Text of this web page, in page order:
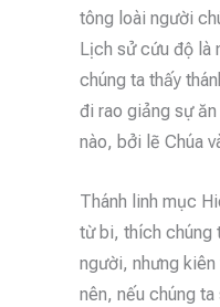
tông loài người
Lịch sử cứu độ là
chúng ta thấy
đi rao giảng sự
nào, bởi lẽ Chúa
Thánh linh mục
từ bi, thích chúng
người, nhưng
nên, nếu chúng